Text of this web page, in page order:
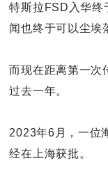
特斯拉FSD入华终
闻也终于可以尘埃
而现在距离第一次
过去一年。
2023年6月，一位
经在上海获批。